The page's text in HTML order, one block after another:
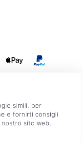
con Contit
| © 2026 Tutti